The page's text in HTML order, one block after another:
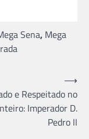
Sena, Mega
e Respeitado no
Imperador D.
Pedro II
⟶